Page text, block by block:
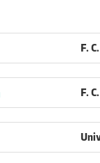
F.
F.